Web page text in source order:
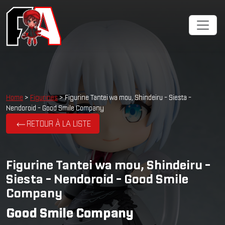
Home > Figurines> Figurine Tantei wa mou, Shindeiru - Siesta -
Nendoroid - Good Smile Company
RETOUR À LA LISTE
Figurine Tantei wa mou, Shindeiru -
Siesta - Nendoroid - Good Smile
Company
Good Smile Company